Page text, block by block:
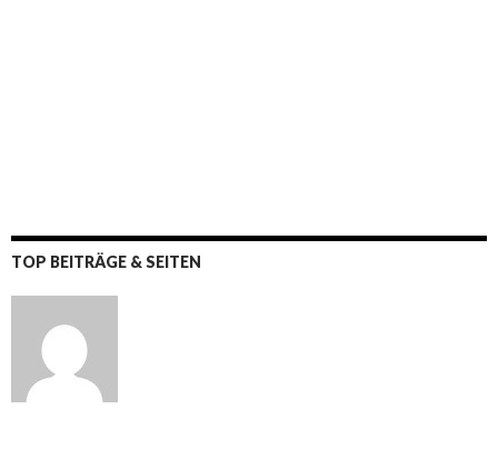
TOP BEITRÄGE & SEITEN